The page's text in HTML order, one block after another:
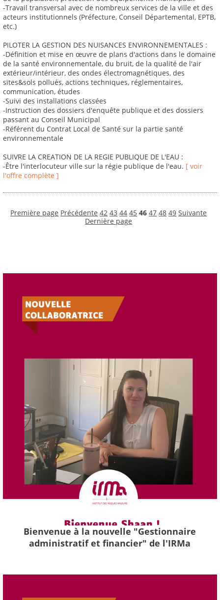
-Travail transversal avec de nombreux services de la ville et des
acteurs institutionnels (Préfecture, Conseil Départemental, EPTB,
etc.)
PILOTER LA GESTION DES NUISANCES ENVIRONNEMENTALES :
-Définition et mise en œuvre de plans d'actions dans le domaine
de la santé environnementale, du bruit, de la qualité de l'air
extérieur/intérieur, des ondes électromagnétiques, des
sites&sols pollués, actions techniques, réglementaires,
communication, études
-Suivi des installations classées
-Instruction des dossiers d'enquête publique et des dossiers
passant au Conseil Municipal
-Référent du Contrat Local de Santé sur la partie santé
environnementale
SUIVRE LA CREATION DE LA REGIE PUBLIQUE DE L'EAU :
-Être l'interlocuteur ville sur la régie publique de l'eau. [ voir
l'offre complète ]
Première page Précédente 42 43 44 45 46 47 48 49 Suivante
Dernière page
Bienvenue à la nouvelle "Gestionnaire
administratif et financier" de l'IRMa